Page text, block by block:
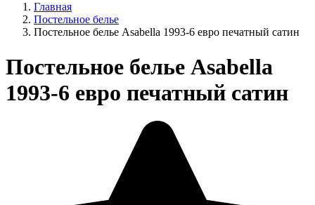
Главная
Постельное белье
Постельное белье Asabella 1993-6 евро печатный сатин
Постельное белье Asabella
1993-6 евро печатный сатин